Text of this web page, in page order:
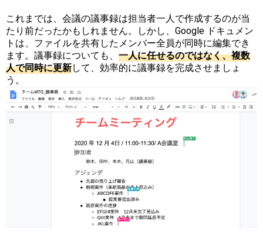
これまでは、会議の議事録は担当者一人で作成するのが当
たり前だったかもしれません。しかし、Google ドキュメン
トは、ファイルを共有したメンバー全員が同時に編集でき
ます。議事録についても、 一人に任せるのではなく、複数
人で同時に更新して、効率的に議事録を完成させましょ
う。